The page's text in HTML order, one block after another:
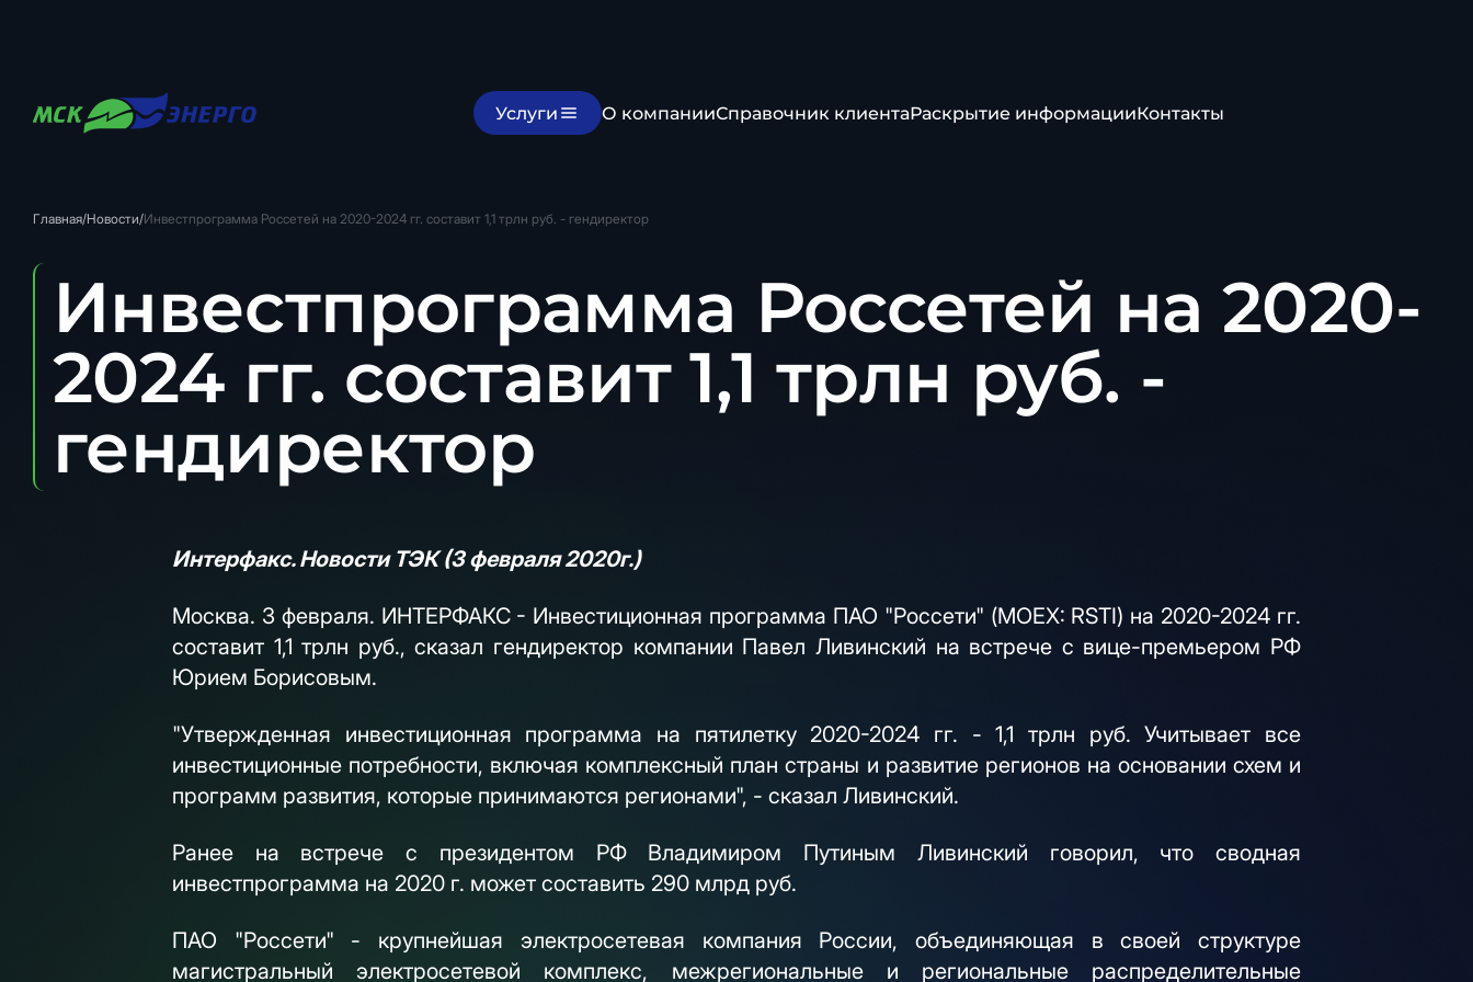
Услуги О компанииСправочник клиентаРаскрытие информацииКонтакты
Главная/Новости/Инвестпрограмма Россетей на 2020-2024 гг. составит 1,1 трлн руб. - гендиректор
Инвестпрограмма Россетей на 2020-
2024 гг. составит 1,1 трлн руб. -
гендиректор
Интерфакс. Новости ТЭК (3 февраля 2020г.)
Москва. 3 февраля. ИНТЕРФАКС - Инвестиционная программа ПАО "Россети" (MOEX: RSTI) на 2020-2024 гг.
составит 1,1 трлн руб., сказал гендиректор компании Павел Ливинский на встрече с вице-премьером РФ
Юрием Борисовым.
"Утвержденная инвестиционная программа на пятилетку 2020-2024 гг. - 1,1 трлн руб. Учитывает все
инвестиционные потребности, включая комплексный план страны и развитие регионов на основании схем и
программ развития, которые принимаются регионами", - сказал Ливинский.
Ранее на встрече с президентом РФ Владимиром Путиным Ливинский говорил, что сводная
инвестпрограмма на 2020 г. может составить 290 млрд руб.
ПАО "Россети" - крупнейшая электросетевая компания России, объединяющая в своей структуре
магистральный электросетевой комплекс, межрегиональные и региональные распределительные